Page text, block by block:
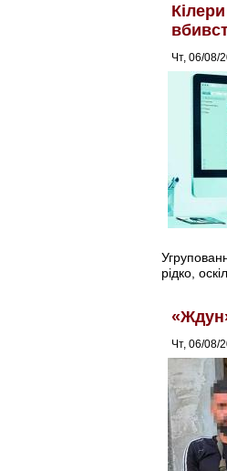
Чт, 06/08/
рідко,
Чт, 06/08/